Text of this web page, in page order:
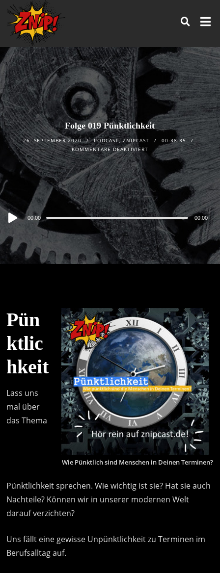
Folge 019 Pünktlichkeit
26. SEPTEMBER 2020 PODCAST,ZNIPCAST
00:38:35
KOMMENTARE DEAKTIVIERT
Audio00:00 00:00
Wie Pünktlich sind Menschen in Deinen Terminen?
Pün
ktlic
hkeit
Lass uns
mal über
das Thema
Pünktlichkeit sprechen. Wie wichtig ist sie? Hat sie auch
Nachteile? Können wir in unserer modernen Welt
darauf verzichten?
Uns fällt eine gewisse Unpünktlichkeit zu Terminen im
Berufsalltag auf.